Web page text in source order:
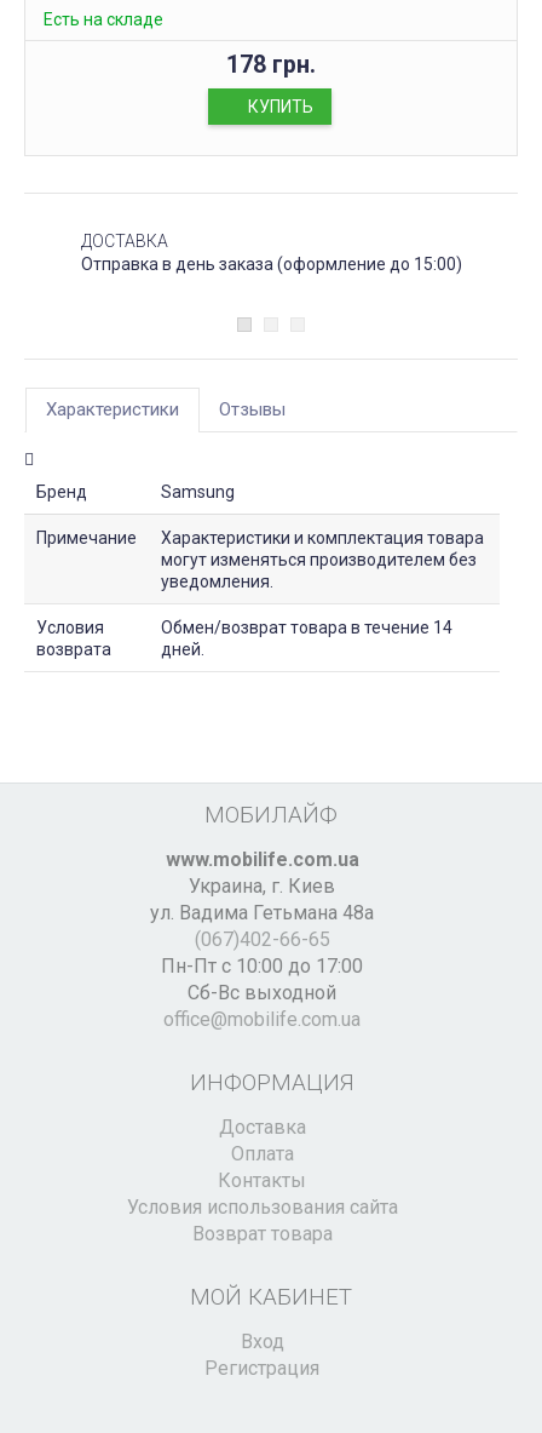
Есть на складе
178 грн.
КУПИТЬ
ДОСТАВКА
Отправка в день заказа (оформление до 15:00)
Характеристики Отзывы
Бренд Samsung
Примечание
Характеристики и комплектация товара
могут изменяться производителем без
уведомления.
Условия
возврата
Обмен/возврат товара в течение 14
дней.
МОБИЛАЙФ
www.mobilife.com.ua
Украина, г. Киев
ул. Вадима Гетьмана 48а
(067)402-66-65
Пн-Пт с 10:00 до 17:00
Сб-Вс выходной
office@mobilife.com.ua
ИНФОРМАЦИЯ
Доставка
Оплата
Контакты
Условия использования сайта
Возврат товара
МОЙ КАБИНЕТ
Вход
Регистрация